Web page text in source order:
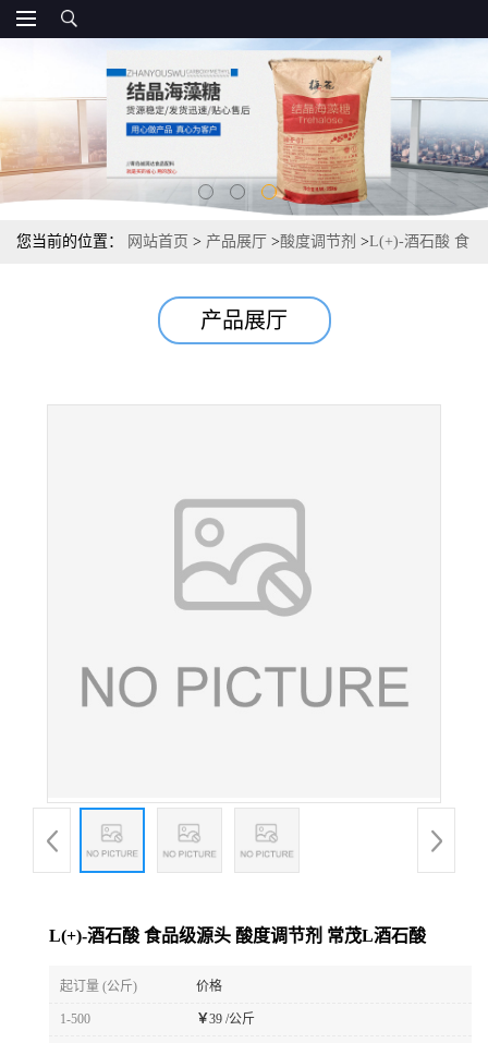
您当前的位置： 网站首页 > 产品展厅 >酸度调节剂 >L(+)-酒石酸 食
产品展厅
L(+)-酒石酸 食品级源头 酸度调节剂 常茂L酒石酸
起订量 (公斤) 价格
1-500 ￥39 /公斤